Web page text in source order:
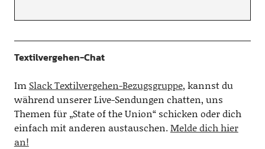
Textilvergehen-Chat
Im Slack Textilvergehen-Bezugsgruppe, kannst du
während unserer Live-Sendungen chatten, uns
Themen für „State of the Union“ schicken oder dich
einfach mit anderen austauschen.Melde dich hier
an!